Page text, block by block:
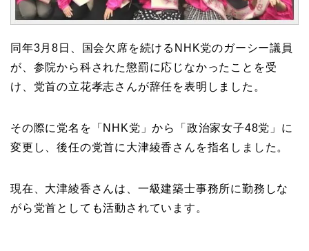
同年3月8日、国会欠席を続けるNHK党のガーシー議員
が、参院から科された懲罰に応じなかったことを受
け、党首の立花孝志さんが辞任を表明しました。
その際に党名を「NHK党」から「政治家女子48党」に
変更し、後任の党首に大津綾香さんを指名しました。
現在、大津綾香さんは、一級建築士事務所に勤務しな
がら党首としても活動されています。